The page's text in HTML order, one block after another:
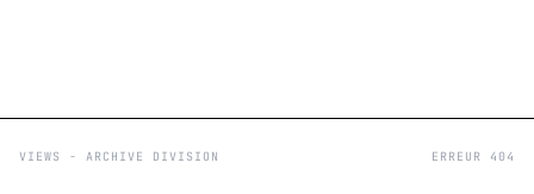
VIEWS - ARCHIVE DIVISION ERREUR 404